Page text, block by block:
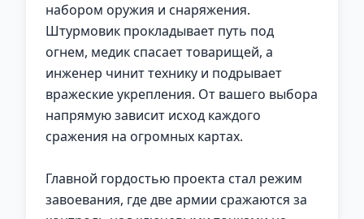
набором оружия и снаряжения.
Штурмовик прокладывает путь под
огнем, медик спасает товарищей, а
инженер чинит технику и подрывает
вражеские укрепления. От вашего выбора
напрямую зависит исход каждого
сражения на огромных картах.
Главной гордостью проекта стал режим
завоевания, где две армии сражаются за